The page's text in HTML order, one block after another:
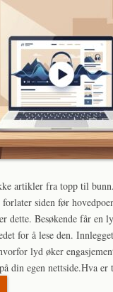
artikler fra topp til
siden før
dette. Besøkende får en
for å lese den.
lyd øker
din egen nettside.Hva